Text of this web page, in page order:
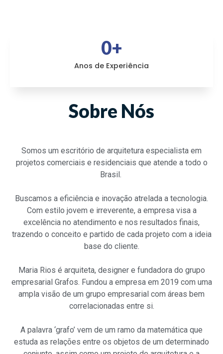
0+
Anos de Experiência
Sobre Nós
Somos um escritório de arquitetura especialista em
projetos comerciais e residenciais que atende a todo o
Brasil.
Buscamos a eficiência e inovação atrelada a tecnologia.
Com estilo jovem e irreverente, a empresa visa a
excelência no atendimento e nos resultados finais,
trazendo o conceito e partido de cada projeto com a ideia
base do cliente.
Maria Rios é arquiteta, designer e fundadora do grupo
empresarial Grafos. Fundou a empresa em 2019 com uma
ampla visão de um grupo empresarial com áreas bem
correlacionadas entre si.
A palavra ‘grafo’ vem de um ramo da matemática que
estuda as relações entre os objetos de um determinado